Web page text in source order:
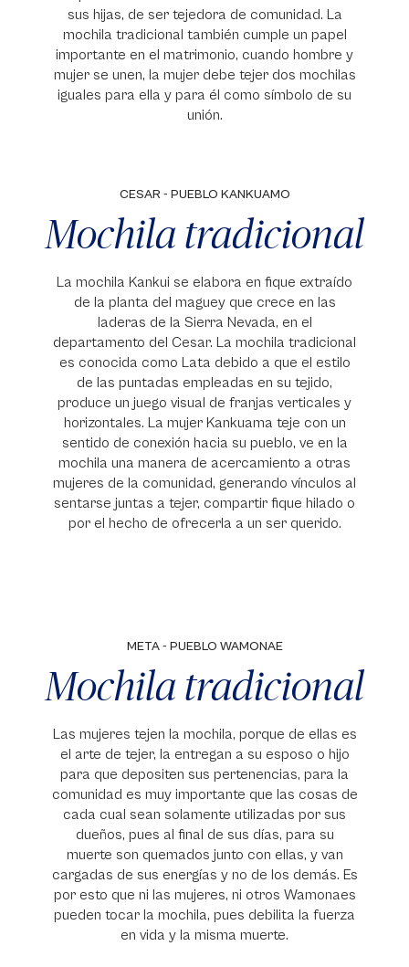
sus hijas, de ser tejedora de comunidad. La
mochila tradicional también cumple un papel
importante en el matrimonio, cuando hombre y
mujer se unen, la mujer debe tejer dos mochilas
iguales para ella y para él como símbolo de su
unión.
CESAR - PUEBLO KANKUAMO
Mochila tradicional
La mochila Kankui se elabora en fique extraído
de la planta del maguey que crece en las
laderas de la Sierra Nevada, en el
departamento del Cesar. La mochila tradicional
es conocida como Lata debido a que el estilo
de las puntadas empleadas en su tejido,
produce un juego visual de franjas verticales y
horizontales. La mujer Kankuama teje con un
sentido de conexión hacia su pueblo, ve en la
mochila una manera de acercamiento a otras
mujeres de la comunidad, generando vínculos al
sentarse juntas a tejer, compartir fique hilado o
por el hecho de ofrecerla a un ser querido.
META - PUEBLO WAMONAE
Mochila tradicional
Las mujeres tejen la mochila, porque de ellas es
el arte de tejer, la entregan a su esposo o hijo
para que depositen sus pertenencias, para la
comunidad es muy importante que las cosas de
cada cual sean solamente utilizadas por sus
dueños, pues al final de sus días, para su
muerte son quemados junto con ellas, y van
cargadas de sus energías y no de los demás. Es
por esto que ni las mujeres, ni otros Wamonaes
pueden tocar la mochila, pues debilita la fuerza
en vida y la misma muerte.